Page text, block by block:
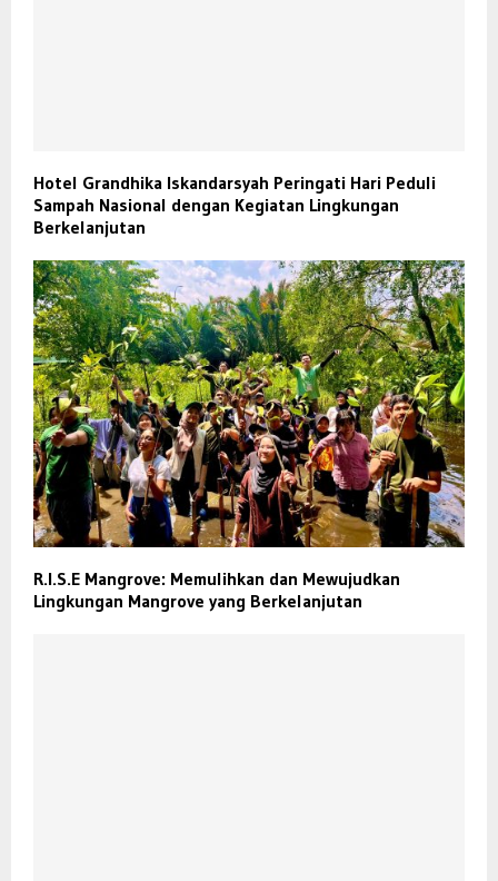
Hotel Grandhika Iskandarsyah Peringati Hari Peduli
Sampah Nasional dengan Kegiatan Lingkungan
Berkelanjutan
R.I.S.E Mangrove: Memulihkan dan Mewujudkan
Lingkungan Mangrove yang Berkelanjutan